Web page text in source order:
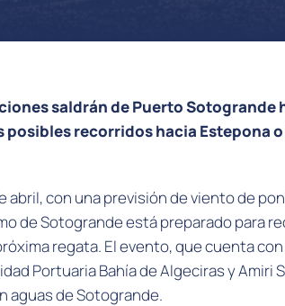
saldrán de Puerto Sotogrande
posibles recorridos hacia Estepona
abril, con una previsión de viento de
de Sotogrande está preparado para
regata. El evento, que cuenta
Portuaria Bahía de Algeciras y Amiri
aguas de Sotogrande.